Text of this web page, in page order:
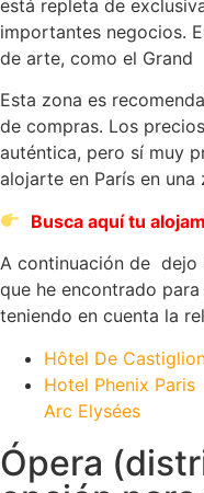
está repleta de
importantes negocios.
de arte, como el Grand
Esta zona es
de compras. Los
auténtica, pero sí muy
alojarte en París en
Busca aquí tu
A continuación de dejo
que he encontrado
teniendo en cuenta la
Hôtel De
Hotel Phenix Paris
Arc Elysées
Ópera